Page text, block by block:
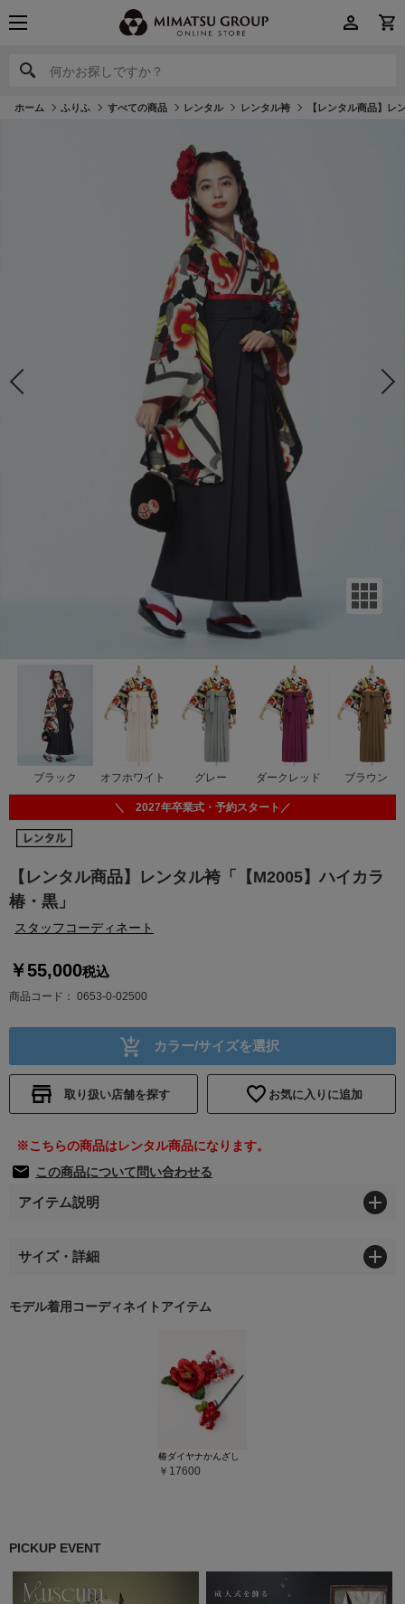
何かお探しですか？
何かお探しですか？
ホーム ふりふ すべての商品 レンタル レンタル袴 【レンタル商品】レ
ブラック オフホワイト グレー ダークレッド ブラウン
【レンタル商品】レンタル袴「【M2005】ハイカラ
椿・黒」
スタッフコーディネート
＼ 2027年卒業式・予約スタート／
￥55,000税込
商品コード 0653-0-02500
カラー/サイズを選択
取り扱い店舗を探す お気に入りに追加
この商品について問い合わせる
アイテム説明
サイズ・詳細
モデル着用コーディネイトアイテム
椿ダイヤナかんざし
17600
PICKUP EVENT
※こちらの商品はレンタル商品になります。